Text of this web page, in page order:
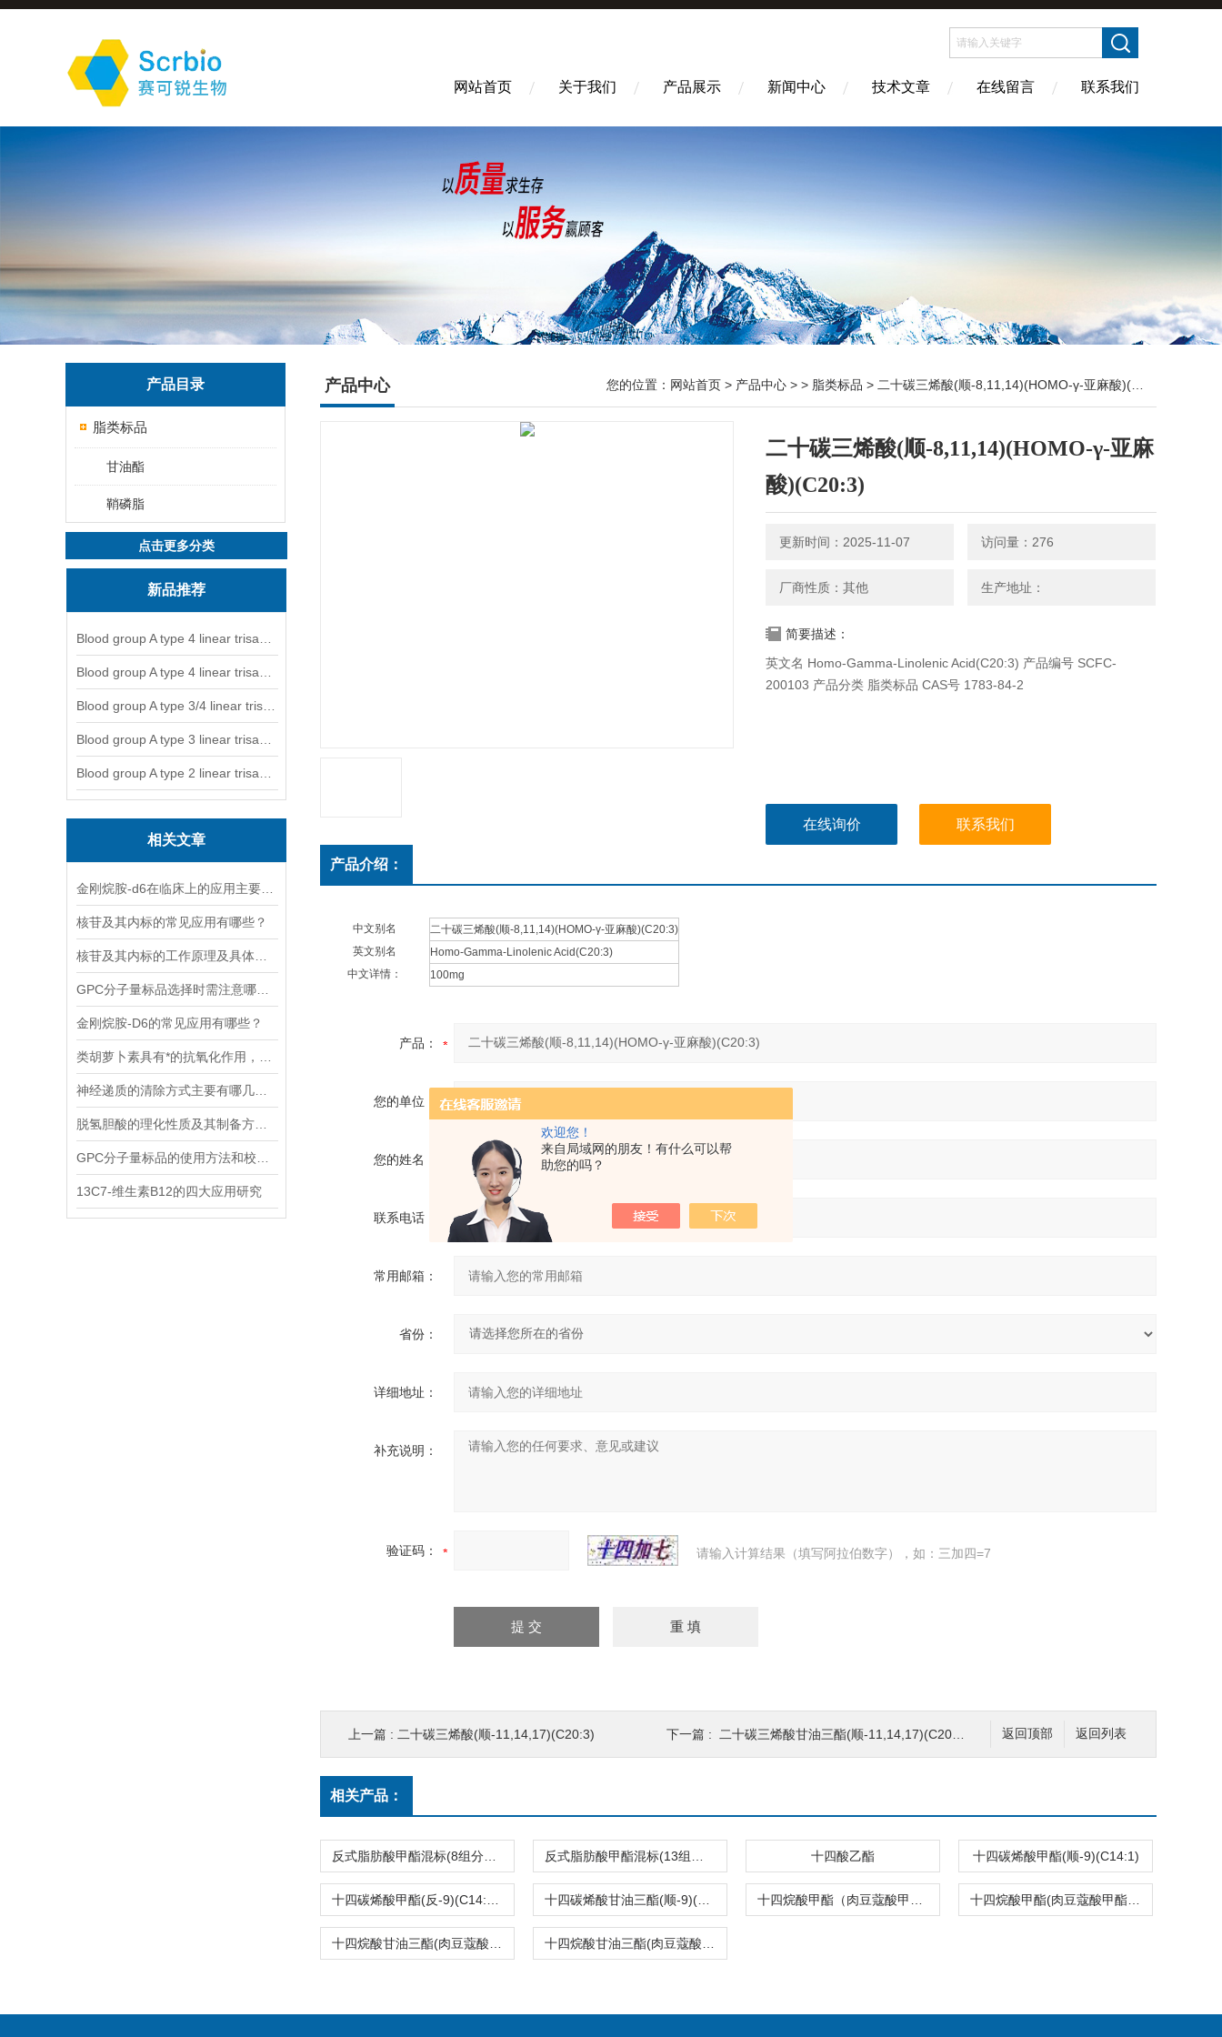
欢迎您！
来自局域网的朋友！有什么可以帮
助您的吗？
网站首页 关于我们 产品展示 新闻中心 技术文章 在线留言 联系我们
产品目录
脂类标品
甘油酯
鞘磷脂
点击更多分类
新品推荐
相关文章
核苷及其内标的常见应用有哪些？
金刚烷胺-D6的常见应用有哪些？
13C7-维生素B12的四大应用研究
产品中心 您的位置： 网站首页 > 产品中心 > > 脂类标品 > 二十碳三烯酸(顺-8,11,14)(HOMO-γ-亚麻酸)(C20:3)
二十碳三烯酸(顺-8,11,14)(HOMO-γ-亚麻
酸)(C20:3)
更新时间：2025-11-07 访问量：276
厂商性质：其他 生产地址：
简要描述：
英文名 Homo-Gamma-Linolenic Acid(C20:3) 产品编号 SCFC-
200103 产品分类 脂类标品 CAS号 1783-84-2
在线询价 联系我们
产品介绍：
中文别名
二十碳三烯酸(顺-8,11,14)(HOMO-γ-亚麻酸)(C20:3)
英文别名
Homo-Gamma-Linolenic Acid(C20:3)
中文详情：
100mg
产品：
您的单位：
您的姓名：
联系电话：
常用邮箱：
省份：
详细地址：
补充说明：
验证码： 请输入计算结果（填写阿拉伯数字），如：三加四=7
返回列表
返回顶部
上一篇 : 二十碳三烯酸(顺-11,14,17)(C20:3) 下一篇 : 二十碳三烯酸甘油三酯(顺-11,14,17)(C20:3)
相关产品：
十四酸乙酯 十四碳烯酸甲酯(顺-9)(C14:1)